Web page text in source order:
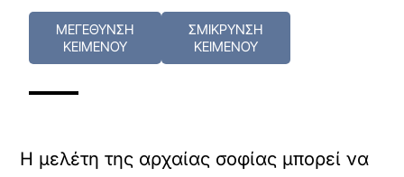
ΜΕΓΕΘΥΝΣΗ
ΚΕΙΜΕΝΟΥ
ΣΜΙΚΡΥΝΣΗ
ΚΕΙΜΕΝΟΥ
Η μελέτη της αρχαίας σοφίας μπορεί να